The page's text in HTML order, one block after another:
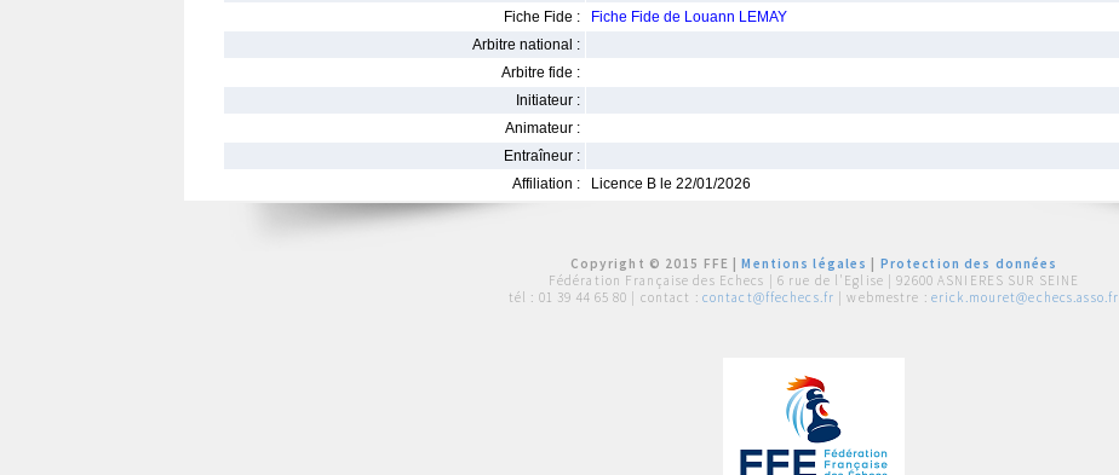
Fiche Fide :
Fiche Fide de Louann LEMAY
Arbitre national :
Arbitre fide :
Initiateur :
Animateur :
Entraîneur :
Affiliation :
Licence B le 22/01/2026
Copyright © 2015 FFE |Mentions légales
Protection des données
Fédération Française des Echecs | 6 rue de l'Eglise | 92600 ASNIERES SUR SEINE
tél : 01 39 44 65 80 | contact : contact@ffechecs.fr | webmestre : erick.mouret@echecs.asso.fr